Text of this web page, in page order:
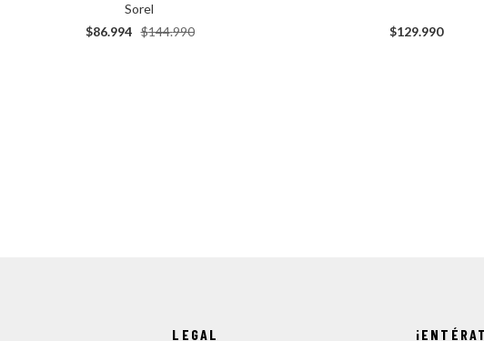
Sorel
$144.990
$86.994 $129.990
LEGAL